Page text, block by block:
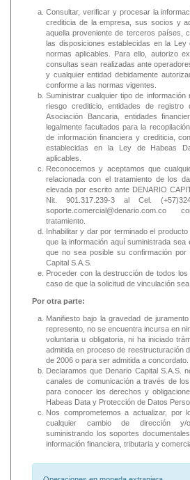
Consultar, verificar y procesar la
crediticia de la empresa, sus socios y
aquella proveniente de terceros países,
las disposiciones establecidas en la
normas aplicables. Para ello, autorizo
consultas sean realizadas ante
y cualquier entidad debidamente
conforme a las normas vigentes.
Suministrar cualquier tipo de
riesgo crediticio, entidades de registro
Asociación Bancaria, entidades
legalmente facultados para la
de información financiera y crediticia,
establecidas en la Ley de Habeas
aplicables.
Reconocemos y aceptamos que
relacionada con el tratamiento de los
elevada por escrito ante DENARIO
Nit. 901.317.239-3 al Cel.
tratamiento.
Inhabilitar y dar por terminado el
que la información aquí suministrada sea
que no sea posible su confirmación por
Capital S.A.S.
Proceder con la destrucción de todos
caso de que la solicitud de vinculación sea
Por otra parte:
Manifiesto bajo la gravedad de
represento, no se encuentra incursa en
voluntaria u obligatoria, ni ha iniciado
admitida en proceso de reestructuración
de 2006 o para ser admitida a concordato.
Declaramos que Denario Capital S.A.S.
canales de comunicación a través de
para conocer los derechos y
Habeas Data y Protección de Datos
Nos comprometemos a actualizar, por
cualquier cambio de dirección y/o
suministrando los soportes
información financiera, tributaria y